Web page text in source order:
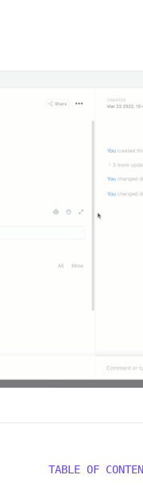
TABLE OF